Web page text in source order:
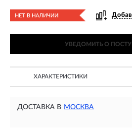
НЕТ В НАЛИЧИИ
УВЕДОМИТЬ О
ХАРАКТЕРИСТИКИ
ДОСТАВКА В МОСКВА